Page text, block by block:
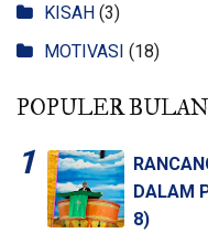
KISAH (3)
MOTIVASI (18)
POPULER
DALAM
8)